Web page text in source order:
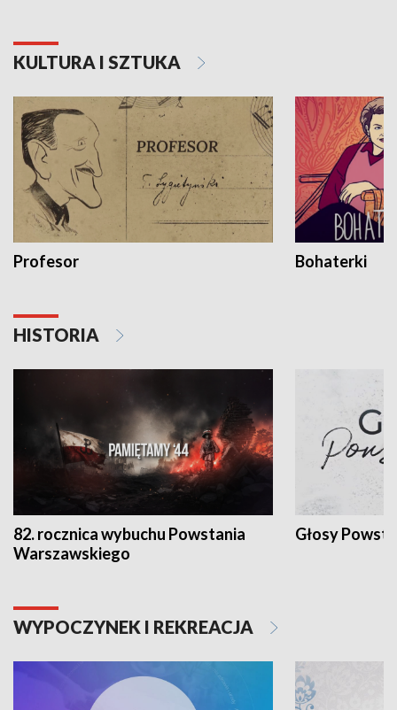
KULTURA I SZTUKA
Profesor Bohaterki
HISTORIA
82. rocznica wybuchu Powstania
Warszawskiego
Głosy
WYPOCZYNEK I REKREACJA